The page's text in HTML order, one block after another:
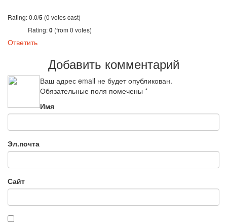
Rating: 0.0/5 (0 votes cast)
Rating:0 (from 0 votes)
Ответить
Добавить комментарий
Ваш адрес email не будет опубликован.
Обязательные поля помечены *
Имя
Эл.почта
Сайт